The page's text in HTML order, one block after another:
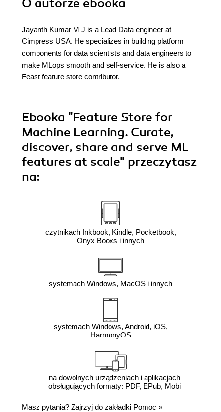
O autorze ebooka
Jayanth Kumar M J is a Lead Data engineer at
Cimpress USA. He specializes in building platform
components for data scientists and data engineers to
make MLops smooth and self-service. He is also a
Feast feature store contributor.
Ebooka "Feature Store for
Machine Learning. Curate,
discover, share and serve ML
features at scale" przeczytasz
na:
czytnikach Inkbook, Kindle, Pocketbook,
Onyx Booxs i innych
systemach Windows, MacOS i innych
systemach Windows, Android, iOS,
HarmonyOS
na dowolnych urządzeniach i aplikacjach
obsługujących formaty: PDF, EPub, Mobi
Masz pytania? Zajrzyj do zakładki Pomoc »